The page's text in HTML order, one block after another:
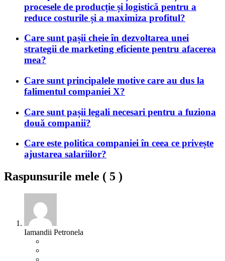
procesele de producție și logistică pentru a
reduce costurile și a maximiza profitul?
Care sunt pașii cheie în dezvoltarea unei
strategii de marketing eficiente pentru afacerea
mea?
Care sunt principalele motive care au dus la
falimentul companiei X?
Care sunt pașii legali necesari pentru a fuziona
două companii?
Care este politica companiei în ceea ce privește
ajustarea salariilor?
Raspunsurile mele ( 5 )
Iamandii Petronela